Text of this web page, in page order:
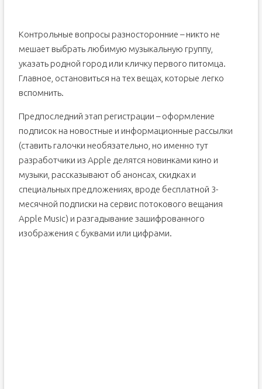
Контрольные вопросы разносторонние – никто не
мешает выбрать любимую музыкальную группу,
указать родной город или кличку первого питомца.
Главное, остановиться на тех вещах, которые легко
вспомнить.
Предпоследний этап регистрации – оформление
подписок на новостные и информационные рассылки
(ставить галочки необязательно, но именно тут
разработчики из Apple делятся новинками кино и
музыки, рассказывают об анонсах, скидках и
специальных предложениях, вроде бесплатной 3-
месячной подписки на сервис потокового вещания
Apple Music) и разгадывание зашифрованного
изображения с буквами или цифрами.